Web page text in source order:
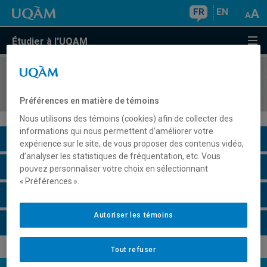
FR EN
Étudier à l'UQAM
COURS//
Description du cours
Horaire - Été 2026
Préférences en matière de témoins
Nous utilisons des témoins (cookies) afin de collecter des
informations qui nous permettent d’améliorer votre
expérience sur le site, de vous proposer des contenus vidéo,
d’analyser les statistiques de fréquentation, etc. Vous
pouvez personnaliser votre choix en sélectionnant
« Préférences ».
Tout refuser
Autoriser les témoins